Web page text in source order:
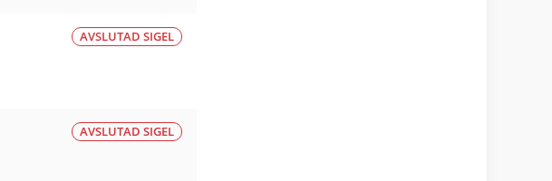
AVSLUTAD SIGEL
AVSLUTAD SIGEL